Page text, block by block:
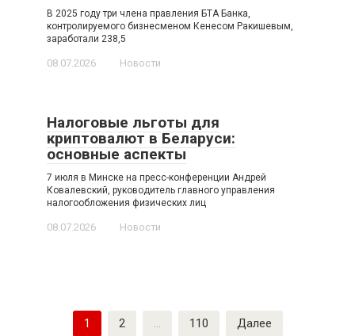
В 2025 году три члена правления БТА Банка,
контролируемого бизнесменом Кенесом Ракишевым,
заработали 238,5
08.07.2026 Новости
Налоговые льготы для
криптовалют в Беларуси:
основные аспекты
7 июля в Минске на пресс-конференции Андрей
Ковалевский, руководитель главного управления
налогообложения физических лиц
08.07.2026 Новости
1 2 … 110 Далее